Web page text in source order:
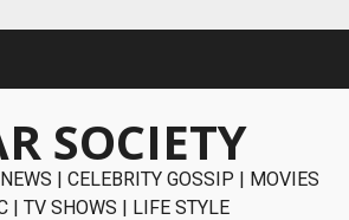
SOCIETY
| CELEBRITY GOSSIP | MOVIES
| TV SHOWS | LIFE STYLE